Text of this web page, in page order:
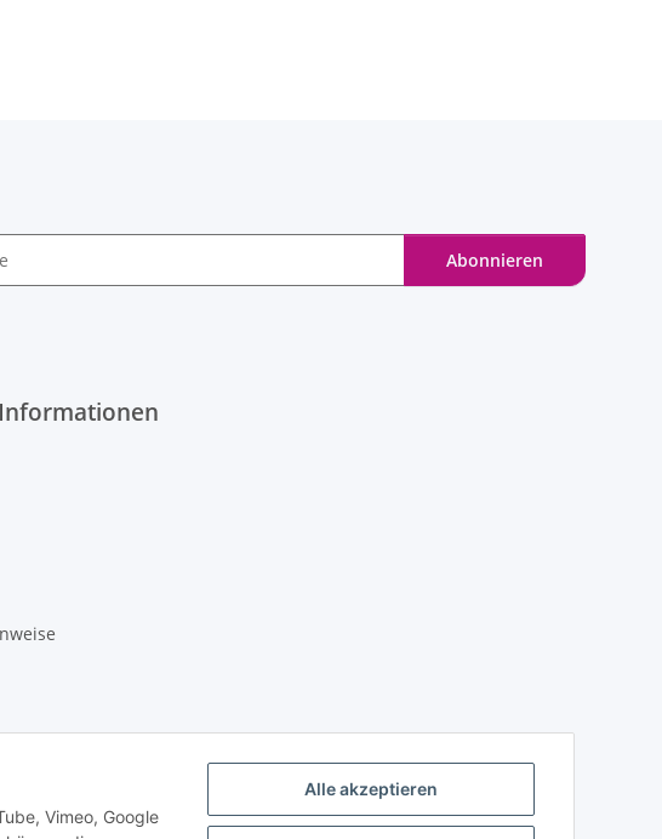
Alle akzeptieren
Vimeo, Google
Abonnieren